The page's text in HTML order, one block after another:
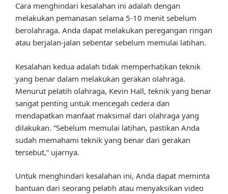
Cara menghindari kesalahan ini adalah dengan
melakukan pemanasan selama 5-10 menit sebelum
berolahraga. Anda dapat melakukan peregangan ringan
atau berjalan-jalan sebentar sebelum memulai latihan.
Kesalahan kedua adalah tidak memperhatikan teknik
yang benar dalam melakukan gerakan olahraga.
Menurut pelatih olahraga, Kevin Hall, teknik yang benar
sangat penting untuk mencegah cedera dan
mendapatkan manfaat maksimal dari olahraga yang
dilakukan. “Sebelum memulai latihan, pastikan Anda
sudah memahami teknik yang benar dari gerakan
tersebut,” ujarnya.
Untuk menghindari kesalahan ini, Anda dapat meminta
bantuan dari seorang pelatih atau menyaksikan video